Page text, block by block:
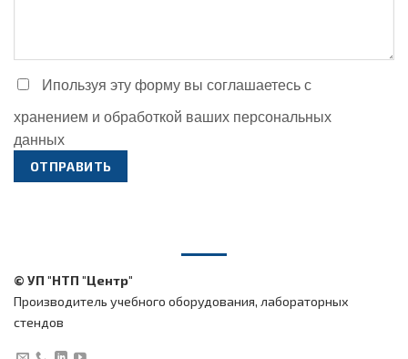
Ипользуя эту форму вы соглашаетесь с
хранением и обработкой ваших персональных
данных
© УП "НТП "Центр"
Производитель учебного оборудования, лабораторных
стендов